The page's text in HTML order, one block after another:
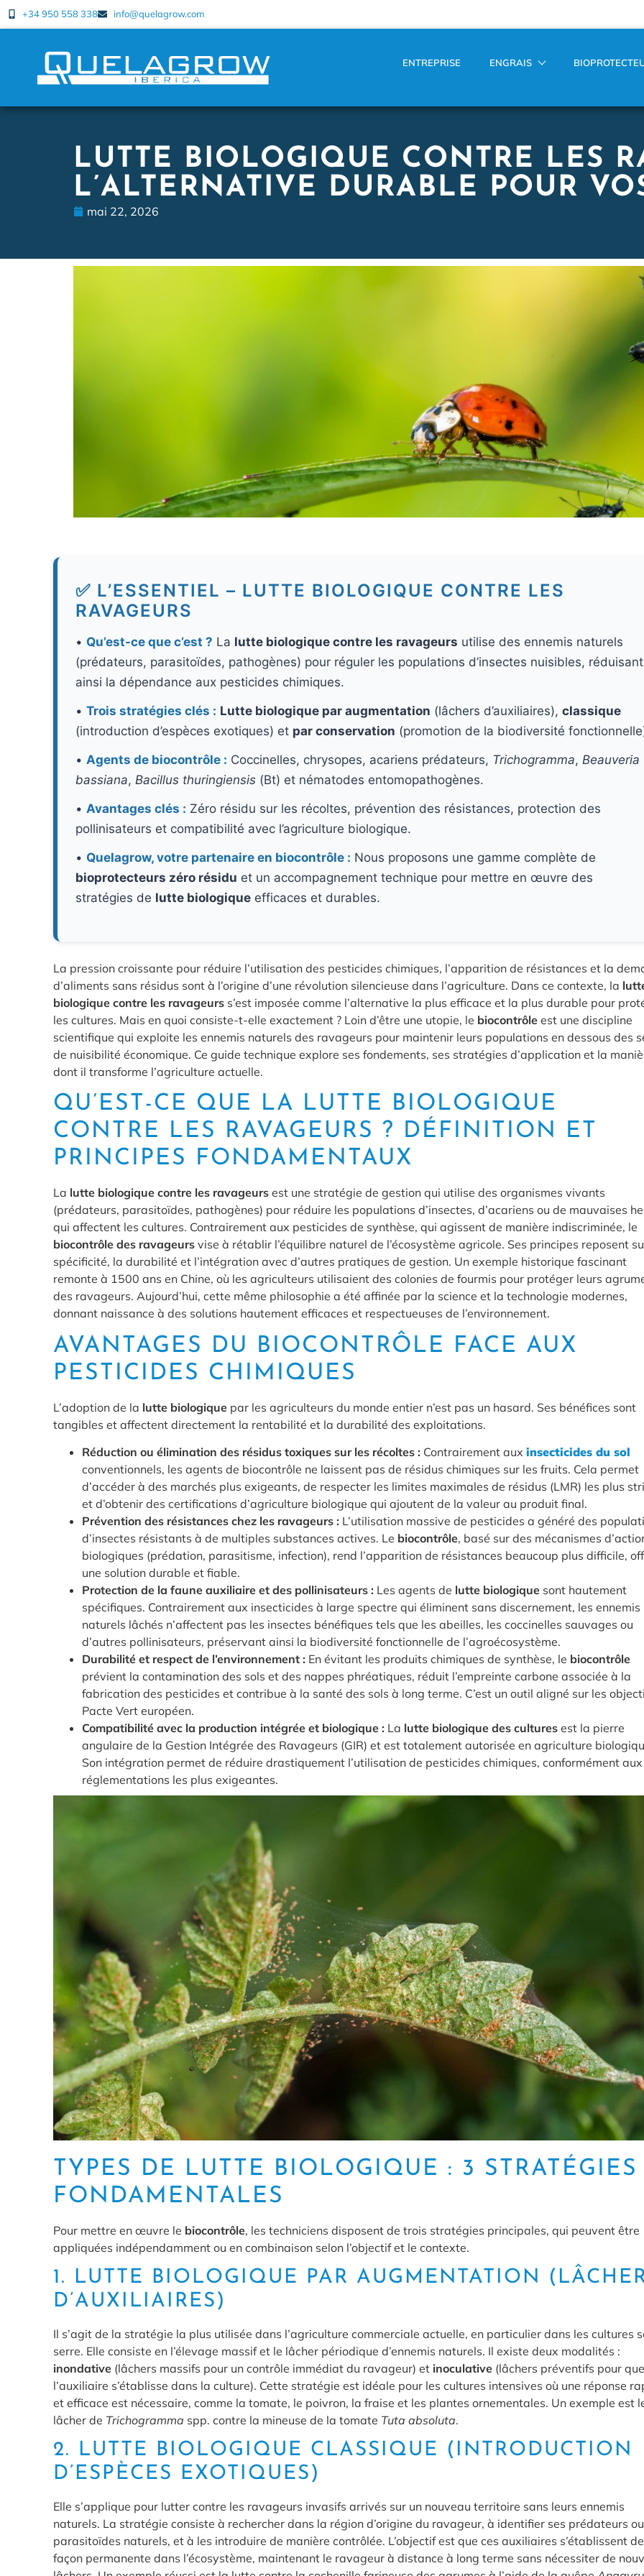
+34 950 558 338 info@quelagrow.com
ENTREPRISE ENGRAIS
LUTTE BIOLOGIQUE CONTRE LES
L’ALTERNATIVE DURABLE POUR
mai 22, 2026
✅ L’ESSENTIEL – LUTTE BIOLOGIQUE CONTRE LES
RAVAGEURS
• Qu’est-ce que c’est ? La lutte biologique contre les ravageurs utilise des ennemis naturels
(prédateurs, parasitoïdes, pathogènes) pour réguler les populations d’insectes nuisibles, réduisant
ainsi la dépendance aux pesticides chimiques.
• Trois stratégies clés : Lutte biologique par augmentation (lâchers d’auxiliaires), classique
(introduction d’espèces exotiques) et par conservation (promotion de la biodiversité
• Agents de biocontrôle : Coccinelles, chrysopes, acariens prédateurs, Trichogramma, Beauveria
bassiana, Bacillus thuringiensis(Bt) et nématodes entomopathogènes.
• Avantages clés : Zéro résidu sur les récoltes, prévention des résistances, protection des
pollinisateurs et compatibilité avec l’agriculture biologique.
• Quelagrow, votre partenaire en biocontrôle : Nous proposons une gamme complète de
bioprotecteurs zéro résidu et un accompagnement technique pour mettre en œuvre des
stratégies de lutte biologiqueefficaces et durables.
La pression croissante pour réduire l’utilisation des pesticides chimiques, l’apparition de résistances et la
d’aliments sans résidus sont à l’origine d’une révolution silencieuse dans l’agriculture. Dans ce contexte, la
biologique contre les ravageurss’est imposée comme l’alternative la plus efficace et la plus durable pour
les cultures. Mais en quoi consiste-t-elle exactement ? Loin d’être une utopie, le biocontrôleest une discipline
scientifique qui exploite les ennemis naturels des ravageurs pour maintenir leurs populations en dessous des
de nuisibilité économique. Ce guide technique explore ses fondements, ses stratégies d’application et la
dont il transforme l’agriculture actuelle.
QU’EST-CE QUE LA LUTTE BIOLOGIQUE
CONTRE LES RAVAGEURS ? DÉFINITION ET
PRINCIPES FONDAMENTAUX
La lutte biologique contre les ravageursest une stratégie de gestion qui utilise des organismes vivants
(prédateurs, parasitoïdes, pathogènes) pour réduire les populations d’insectes, d’acariens ou de mauvaises
qui affectent les cultures. Contrairement aux pesticides de synthèse, qui agissent de manière indiscriminée, le
biocontrôle des ravageursvise à rétablir l’équilibre naturel de l’écosystème agricole. Ses principes reposent
spécificité, la durabilité et l’intégration avec d’autres pratiques de gestion. Un exemple historique fascinant
remonte à 1500 ans en Chine, où les agriculteurs utilisaient des colonies de fourmis pour protéger leurs
des ravageurs. Aujourd’hui, cette même philosophie a été affinée par la science et la technologie modernes,
donnant naissance à des solutions hautement efficaces et respectueuses de l’environnement.
AVANTAGES DU BIOCONTRÔLE FACE AUX
PESTICIDES CHIMIQUES
L’adoption de la lutte biologiquepar les agriculteurs du monde entier n’est pas un hasard. Ses bénéfices sont
tangibles et affectent directement la rentabilité et la durabilité des exploitations.
Réduction ou élimination des résidus toxiques sur les récoltes : Contrairement aux insecticides du sol
conventionnels, les agents de biocontrôle ne laissent pas de résidus chimiques sur les fruits. Cela permet
d’accéder à des marchés plus exigeants, de respecter les limites maximales de résidus (LMR) les plus
et d’obtenir des certifications d’agriculture biologique qui ajoutent de la valeur au produit final.
Prévention des résistances chez les ravageurs : L’utilisation massive de pesticides a généré des
d’insectes résistants à de multiples substances actives. Le biocontrôle, basé sur des mécanismes
biologiques (prédation, parasitisme, infection), rend l’apparition de résistances beaucoup plus difficile,
une solution durable et fiable.
Protection de la faune auxiliaire et des pollinisateurs : Les agents de lutte biologiquesont hautement
spécifiques. Contrairement aux insecticides à large spectre qui éliminent sans discernement, les ennemis
naturels lâchés n’affectent pas les insectes bénéfiques tels que les abeilles, les coccinelles sauvages ou
d’autres pollinisateurs, préservant ainsi la biodiversité fonctionnelle de l’agroécosystème.
Durabilité et respect de l’environnement : En évitant les produits chimiques de synthèse, le biocontrôle
prévient la contamination des sols et des nappes phréatiques, réduit l’empreinte carbone associée à la
fabrication des pesticides et contribue à la santé des sols à long terme. C’est un outil aligné sur les
Pacte Vert européen.
Compatibilité avec la production intégrée et biologique : La lutte biologique des culturesest la pierre
angulaire de la Gestion Intégrée des Ravageurs (GIR) et est totalement autorisée en agriculture
Son intégration permet de réduire drastiquement l’utilisation de pesticides chimiques, conformément aux
réglementations les plus exigeantes.
TYPES DE LUTTE BIOLOGIQUE : 3 STRATÉGIES
FONDAMENTALES
Pour mettre en œuvre le biocontrôle, les techniciens disposent de trois stratégies principales, qui peuvent être
appliquées indépendamment ou en combinaison selon l’objectif et le contexte.
1. LUTTE BIOLOGIQUE PAR AUGMENTATION
D’AUXILIAIRES)
Il s’agit de la stratégie la plus utilisée dans l’agriculture commerciale actuelle, en particulier dans les cultures
serre. Elle consiste en l’élevage massif et le lâcher périodique d’ennemis naturels. Il existe deux modalités :
inondative(lâchers massifs pour un contrôle immédiat du ravageur) et inoculative(lâchers préventifs pour que
l’auxiliaire s’établisse dans la culture). Cette stratégie est idéale pour les cultures intensives où une réponse
et efficace est nécessaire, comme la tomate, le poivron, la fraise et les plantes ornementales. Un exemple est
lâcher de Trichogramma spp. contre la mineuse de la tomate Tuta absoluta.
2. LUTTE BIOLOGIQUE CLASSIQUE (INTRODUCTION
D’ESPÈCES EXOTIQUES)
Elle s’applique pour lutter contre les ravageurs invasifs arrivés sur un nouveau territoire sans leurs ennemis
naturels. La stratégie consiste à rechercher dans la région d’origine du ravageur, à identifier ses prédateurs ou
parasitoïdes naturels, et à les introduire de manière contrôlée. L’objectif est que ces auxiliaires s’établissent de
façon permanente dans l’écosystème, maintenant le ravageur à distance à long terme sans nécessiter de